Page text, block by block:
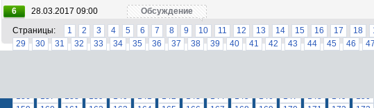
6
28.03.2017 09:00
Обсуждение
Страницы:
1 2 3 4 5 6 7 8 9 10 11 12 13 14 15 16 17 18
29
30 31 32 33 34 35 36 37 38 39 40 41 42 43 44 45 46 47
136
137 138 139 140 141 142 143 144 145 146 147 148 149 150